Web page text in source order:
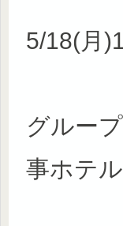
5/18(月
グルー
事ホテ